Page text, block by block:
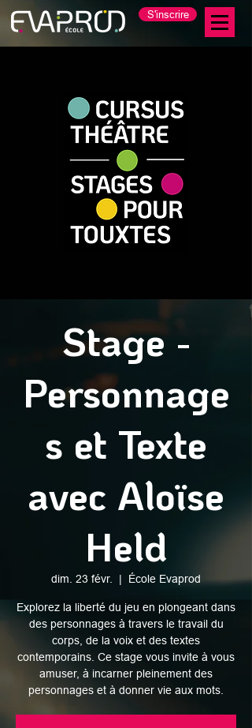
S'inscrire
Stage -
Personnage
s et Texte
avec Aloïse
Held
dim. 23 févr.
  |
École Evaprod
Explorez la liberté du jeu en plongeant dans
des personnages à travers le travail du
corps, de la voix et des textes
contemporains. Ce stage vous invite à vous
amuser, à incarner pleinement des
personnages et à donner vie aux mots.